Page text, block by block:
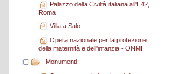
Palazzo della Civiltà italiana all'E42,
Roma
Villa a Salò
Opera nazionale per la protezione
della maternità e dell'infanzia - ONMI
| Monumenti